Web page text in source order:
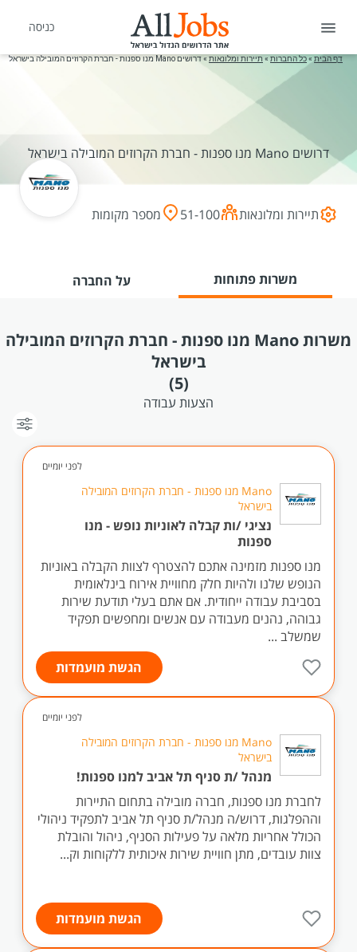
כניסה
דף הבית »כל החברות » תיירות ומלונאות »דרושים Mano מנו ספנות - חברת הקרוזים המובילה בישראל
דרושים Mano מנו ספנות - חברת הקרוזים המובילה בישראל
תיירות ומלונאות 51-100 מספר מקומות
משרות פתוחות על החברה
משרות Mano מנו ספנות - חברת הקרוזים המובילה
בישראל
(5)
הצעות עבודה
לפני יומיים
Mano מנו ספנות - חברת הקרוזים המובילה
בישראל
נציגי /ות קבלה לאוניות נופש - מנו
ספנות
מנו ספנות מזמינה אתכם להצטרף לצוות הקבלה באוניות
הנופש שלנו ולהיות חלק מחוויית אירוח בינלאומית
בסביבת עבודה ייחודית. אם אתם בעלי תודעת שירות
גבוהה, נהנים מעבודה עם אנשים ומחפשים תפקיד
שמשלב ...
הגשת מועמדות
לפני יומיים
Mano מנו ספנות - חברת הקרוזים המובילה
בישראל
מנהל /ת סניף תל אביב למנו ספנות!
לחברת מנו ספנות, חברה מובילה בתחום התיירות
וההפלגות, דרוש/ה מנהל/ת סניף תל אביב לתפקיד ניהולי
הכולל אחריות מלאה על פעילות הסניף, ניהול והובלת
צוות עובדים, מתן חוויית שירות איכותית ללקוחות וק...
הגשת מועמדות